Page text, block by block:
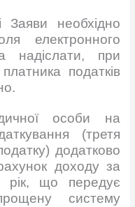
Заяви необхідно
електронного
надіслати, при
податків
особи на
(третя
додатково
доходу за
рiк, що передує
систему